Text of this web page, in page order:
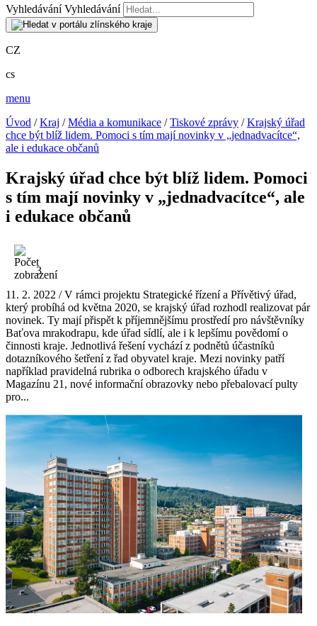
Vyhledávání Vyhledávání
CZ
cs
menu
Úvod /Kraj /Média a komunikace /Tiskové zprávy /Krajský úřad
chce být blíž lidem. Pomoci s tím mají novinky v „jednadvacítce“,
ale i edukace občanů
Krajský úřad chce být blíž lidem. Pomoci
s tím mají novinky v „jednadvacítce“, ale
i edukace občanů
3
11. 2. 2022 / V rámci projektu Strategické řízení a Přívětivý úřad,
který probíhá od května 2020, se krajský úřad rozhodl realizovat pár
novinek. Ty mají přispět k příjemnějšímu prostředí pro návštěvníky
Baťova mrakodrapu, kde úřad sídlí, ale i k lepšímu povědomí o
činnosti kraje. Jednotlivá řešení vychází z podnětů účastníků
dotazníkového šetření z řad obyvatel kraje. Mezi novinky patří
například pravidelná rubrika o odborech krajského úřadu v
Magazínu 21, nové informační obrazovky nebo přebalovací pulty
pro...